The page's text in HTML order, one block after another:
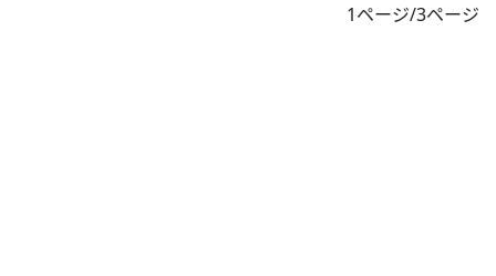
1ページ/3ページ